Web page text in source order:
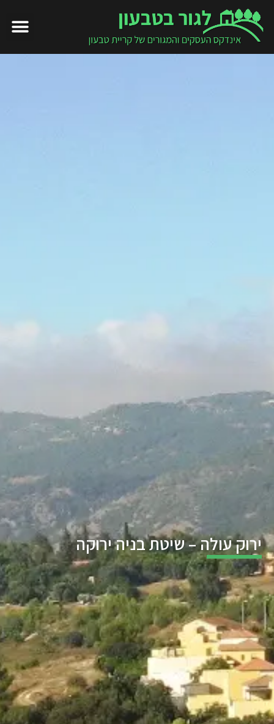
ירוק עולה – שיטת בניה ירוקה